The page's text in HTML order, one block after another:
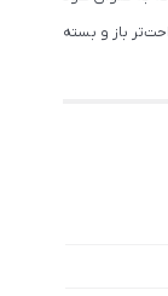
باز و بسته